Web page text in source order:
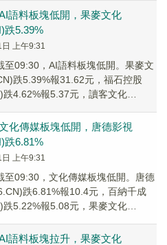
語料板塊低開，果麥文化
跌5.39%
上午9:31
至09:30，AI語料板塊低開。果麥文
跌5.39%報31.62元，福石控股
跌4.62%報5.37元，讀客文化
化傳媒板塊低開，唐德影視
跌6.81%
上午9:31
至09:30，文化傳媒板塊低開。唐德
跌6.81%報10.4元，百納千成
跌5.22%報5.08元，果麥文化
語料板塊拉升，果麥文化